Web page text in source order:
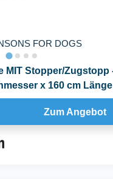
FOR DOGS
MIT Stopper/Zugstopp
x 160 cm
Zum Angebot